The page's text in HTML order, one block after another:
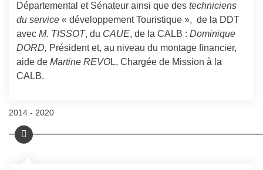
Départemental et Sénateur ainsi que des techniciens
du service « développement Touristique », de la DDT
avec M. TISSOT, du CAUE, de la CALB : Dominique
DORD, Président et, au niveau du montage financier,
aide de Martine REVOL, Chargée de Mission à la
CALB.
2014 - 2020